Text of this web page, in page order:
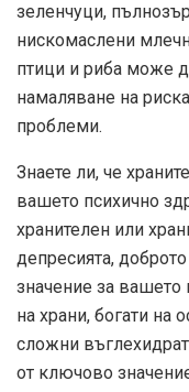
зеленчуци,
нискомаслени
птици и риба може
намаляване на
проблеми.
Знаете ли, че
вашето психично
хранителен или
депресията,
значение за вашето
на храни, богати на
сложни
от ключово